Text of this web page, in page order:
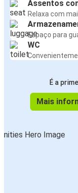
Assentos
Relaxa com
Espaço para
WC
É a
Mais